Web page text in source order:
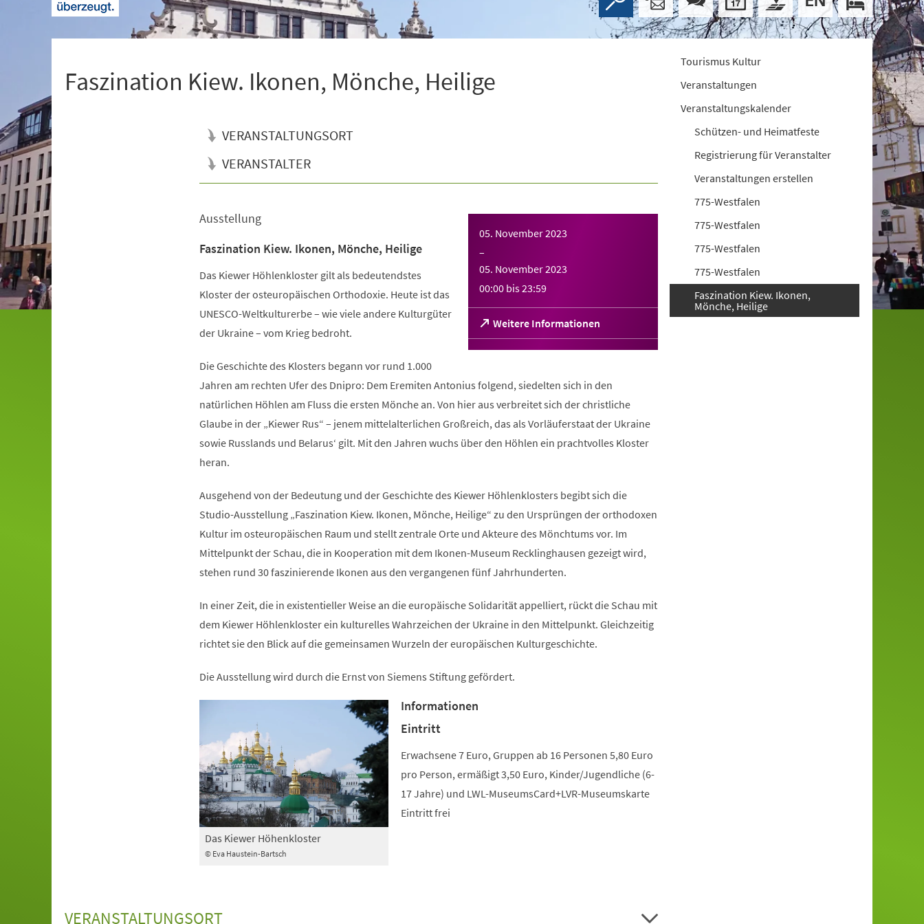
Faszination Kiew. Ikonen, Mönche, Heilige
VERANSTALTUNGSORT
VERANSTALTER
05. November 2023
–
05. November 2023
00:00 bis23:59
Weitere Informationen
(Öffnet
in
einem
Tab)
Ausstellung
Faszination Kiew. Ikonen, Mönche, Heilige
Das Kiewer Höhlenkloster gilt als bedeutendstes
Kloster der osteuropäischen Orthodoxie. Heute ist das
UNESCO-Weltkulturerbe – wie viele andere Kulturgüter
der Ukraine – vom Krieg bedroht.
Die Geschichte des Klosters begann vor rund 1.000
Jahren am rechten Ufer des Dnipro: Dem Eremiten Antonius folgend, siedelten sich in den
natürlichen Höhlen am Fluss die ersten Mönche an. Von hier aus verbreitet sich der christliche
Glaube in der „Kiewer Rus“ – jenem mittelalterlichen Großreich, das als Vorläuferstaat der Ukraine
sowie Russlands und Belarus‘ gilt. Mit den Jahren wuchs über den Höhlen ein prachtvolles Kloster
heran.
Ausgehend von der Bedeutung und der Geschichte des Kiewer Höhlenklosters begibt sich die
Studio-Ausstellung „Faszination Kiew. Ikonen, Mönche, Heilige“ zu den Ursprüngen der orthodoxen
Kultur im osteuropäischen Raum und stellt zentrale Orte und Akteure des Mönchtums vor. Im
Mittelpunkt der Schau, die in Kooperation mit dem Ikonen-Museum Recklinghausen gezeigt wird,
stehen rund 30 faszinierende Ikonen aus den vergangenen fünf Jahrhunderten.
In einer Zeit, die in existentieller Weise an die europäische Solidarität appelliert, rückt die Schau mit
dem Kiewer Höhlenkloster ein kulturelles Wahrzeichen der Ukraine in den Mittelpunkt. Gleichzeitig
richtet sie den Blick auf die gemeinsamen Wurzeln der europäischen Kulturgeschichte.
Die Ausstellung wird durch die Ernst von Siemens Stiftung gefördert.
© Eva Haustein-Bartsch
Das Kiewer Höhenkloster
Informationen
Eintritt
Erwachsene 7 Euro, Gruppen ab 16 Personen 5,80 Euro
pro Person, ermäßigt 3,50 Euro, Kinder/Jugendliche (6-
17 Jahre) und LWL-MuseumsCard+LVR-Museumskarte
Eintritt frei
VERANSTALTUNGSORT
Tourismus Kultur
Veranstaltungen
Veranstaltungskalender
Schützen- und Heimatfeste
Registrierung für Veranstalter
Veranstaltungen erstellen
775-Westfalen
775-Westfalen
775-Westfalen
775-Westfalen
Faszination Kiew. Ikonen,
Mönche, Heilige